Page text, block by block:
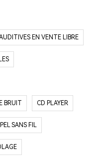
EN VENTE LIBRE
CD PLAYER
SANS FIL